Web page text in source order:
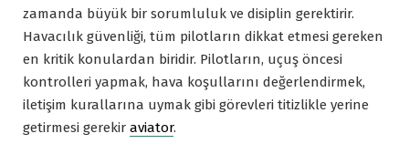
zamanda büyük bir sorumluluk ve disiplin gerektirir.
Havacılık güvenliği, tüm pilotların dikkat etmesi gereken
en kritik konulardan biridir. Pilotların, uçuş öncesi
kontrolleri yapmak, hava koşullarını değerlendirmek,
iletişim kurallarına uymak gibi görevleri titizlikle yerine
getirmesi gerekir aviator.